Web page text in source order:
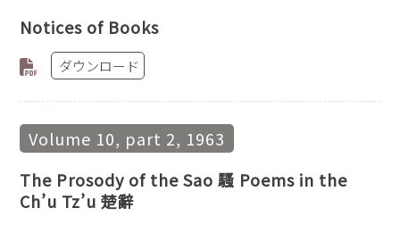
Notices of Books
ダウンロード
Volume 10, part 2, 1963
The Prosody of the Sao 騷 Poems in the
Ch’u Tz’u 楚辭